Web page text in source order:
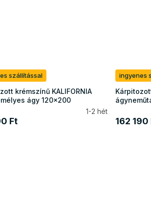
szállítással
krémszínű KALIFORNIA
ágy 120x200
1-2 hét
Ft
ingyenes
162 190